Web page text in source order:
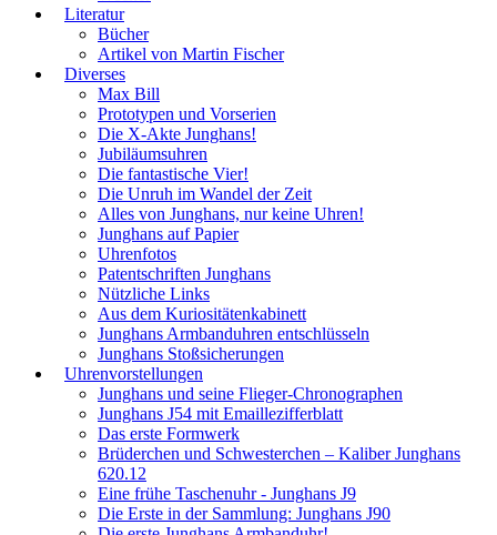
Literatur
Bücher
Artikel von Martin Fischer
Diverses
Max Bill
Prototypen und Vorserien
Die X-Akte Junghans!
Jubiläumsuhren
Die fantastische Vier!
Die Unruh im Wandel der Zeit
Alles von Junghans, nur keine Uhren!
Junghans auf Papier
Uhrenfotos
Patentschriften Junghans
Nützliche Links
Aus dem Kuriositätenkabinett
Junghans Armbanduhren entschlüsseln
Junghans Stoßsicherungen
Uhrenvorstellungen
Junghans und seine Flieger-Chronographen
Junghans J54 mit Emaillezifferblatt
Das erste Formwerk
Brüderchen und Schwesterchen – Kaliber Junghans
620.12
Eine frühe Taschenuhr - Junghans J9
Die Erste in der Sammlung: Junghans J90